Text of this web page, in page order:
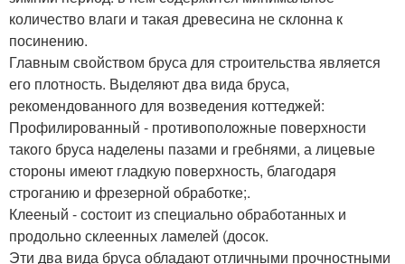
количество влаги и такая древесина не склонна к
посинению.
Главным свойством бруса для строительства является
его плотность. Выделяют два вида бруса,
рекомендованного для возведения коттеджей:
Профилированный - противоположные поверхности
такого бруса наделены пазами и гребнями, а лицевые
стороны имеют гладкую поверхность, благодаря
строганию и фрезерной обработке;.
Клееный - состоит из специально обработанных и
продольно склеенных ламелей (досок.
Эти два вида бруса обладают отличными прочностными